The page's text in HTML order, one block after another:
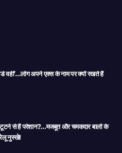
वही’…लोग अपने एक्स के नाम पर क्यों रखते हैं
टूटने से हैं परेशान?…मजबूत और चमकदार बालों के
नुस्खे!